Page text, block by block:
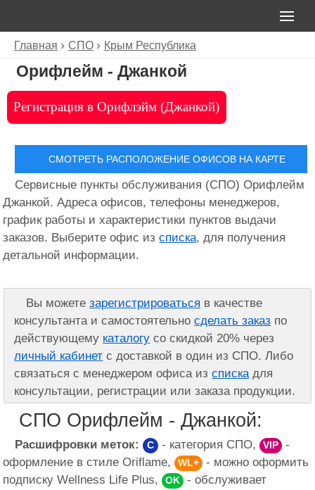
Главная СПО Крым Республика
Орифлейм - Джанкой
Регистрация в Орифлэйм (Джанкой)
СМОТРЕТЬ РАСПОЛОЖЕНИЕ ОФИСОВ НА КАРТЕ
Сервисные пункты обслуживания (СПО) Орифлейм
Джанкой. Адреса офисов, телефоны менеджеров,
график работы и характеристики пунктов выдачи
заказов. Выберите офис изсписка, для получения
детальной информации.
Вы можетезарегистрироваться в качестве
консультанта и самостоятельносделать заказ по
действующему каталогу со скидкой 20% через
личный кабинет с доставкой в один из СПО. Либо
связаться с менеджером офиса изспискадля
консультации, регистрации или заказа продукции.
СПО Орифлейм - Джанкой:
Расшифровки меток: C - категория СПО, VIP
-
оформление в стиле Oriflame, WL+
- можно оформить
подписку Wellness Life Plus, OK
- обслуживает